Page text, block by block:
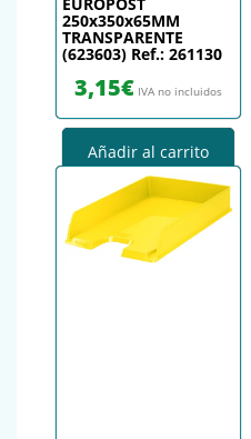
250x350x65MM
TRANSPARENTE
(623603) Ref.: 261130
3,15€ IVA no incluidos
Añadir al carrito